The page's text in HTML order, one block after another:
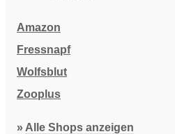
Amazon
Fressnapf
Wolfsblut
Zooplus
» Alle Shops anzeigen